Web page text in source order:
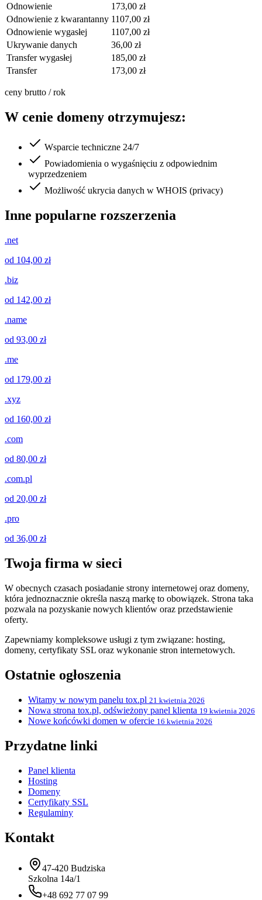
Odnowienie
173,00 zł
Odnowienie z kwarantanny 1107,00 zł
Odnowienie wygasłej
1107,00 zł
Ukrywanie danych
36,00 zł
Transfer wygasłej
185,00 zł
Transfer
173,00 zł
ceny brutto / rok
W cenie domeny otrzymujesz:
Wsparcie techniczne 24/7
Powiadomienia o wygaśnięciu z odpowiednim
wyprzedzeniem
Możliwość ukrycia danych w WHOIS (privacy)
Inne popularne rozszerzenia
.net
od 104,00 zł
.biz
od 142,00 zł
.name
od 93,00 zł
.me
od 179,00 zł
.xyz
od 160,00 zł
.com
od 80,00 zł
.com.pl
od 20,00 zł
.pro
od 36,00 zł
Twoja firma w sieci
W obecnych czasach posiadanie strony internetowej oraz domeny,
która jednoznacznie określa naszą markę to obowiązek. Strona taka
pozwala na pozyskanie nowych klientów oraz przedstawienie
oferty.
Zapewniamy kompleksowe usługi z tym związane: hosting,
domeny, certyfikaty SSL oraz wykonanie stron internetowych.
Ostatnie ogłoszenia
Witamy w nowym panelu tox.pl 21 kwietnia 2026
Nowa strona tox.pl, odświeżony panel klienta 19 kwietnia 2026
Nowe końcówki domen w ofercie 16 kwietnia 2026
Przydatne linki
Panel klienta
Hosting
Domeny
Certyfikaty SSL
Regulaminy
Kontakt
47-420 Budziska
Szkolna 14a/1
+48 692 77 07 99